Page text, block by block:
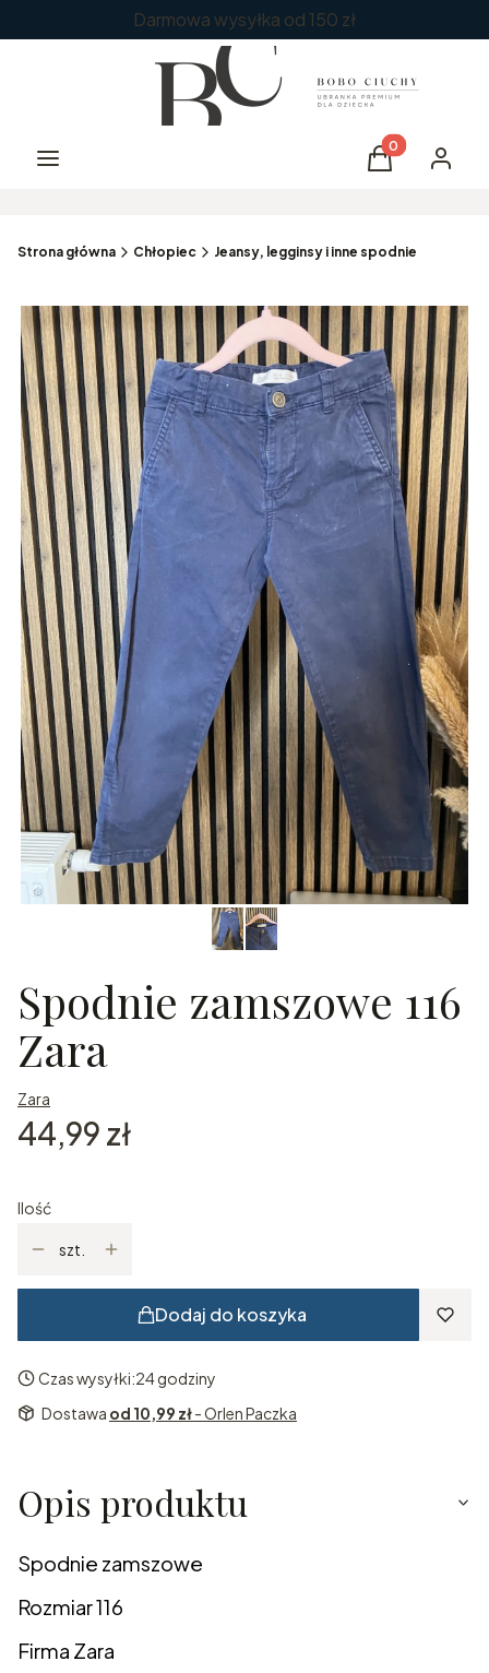
Darmowa wysyłka od 150 zł
Menu Produkty w
Koszyk
Strona główna Chłopiec Jeansy, legginsy i inne spodnie
Spodnie zamszowe 116
Zara
Zara
Cena
44,99 zł
Ilość
szt.
Dodaj do koszyka
Czas wysyłki:24 godziny
Dostawa od 10,99 zł- Orlen Paczka
Opis produktu
Spodnie zamszowe
Rozmiar 116
Firma Zara